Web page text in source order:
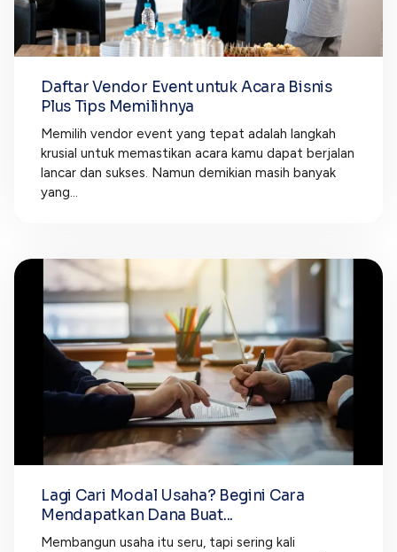
Daftar Vendor Event untuk Acara Bisnis
Plus Tips Memilihnya
Memilih vendor event yang tepat adalah langkah
krusial untuk memastikan acara kamu dapat berjalan
lancar dan sukses. Namun demikian masih banyak
yang...
Lagi Cari Modal Usaha? Begini Cara
Mendapatkan Dana Buat...
Membangun usaha itu seru, tapi sering kali